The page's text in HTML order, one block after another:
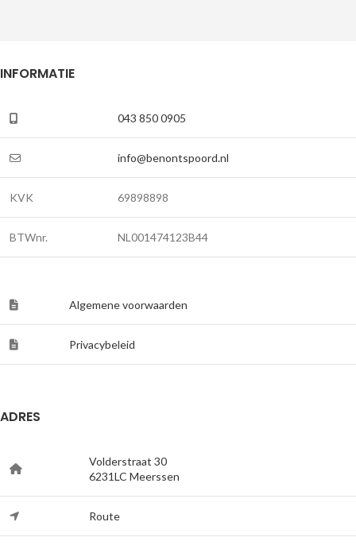
INFORMATIE
043 850 0905
info@benontspoord.nl
KVK 69898898
BTWnr. NL001474123B44
Algemene voorwaarden
Privacybeleid
ADRES
Volderstraat 30
6231LC Meerssen
Route